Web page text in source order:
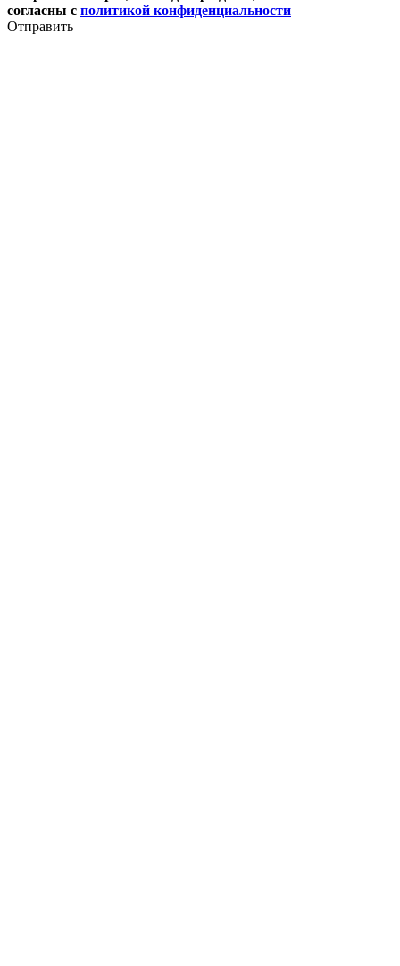
согласны с политикой конфиденциальности
Отправить